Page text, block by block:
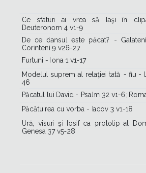
Ce sfaturi ai vrea să laşi în
Deuteronom 4 v1-9
De ce dansul este păcat? -
Corinteni 9 v26-27
Furtuni - Iona 1 v1-17
Modelul suprem al relaţiei tată - fiu -
46
Păcatul lui David - Psalm 32 v1-6;
Păcătuirea cu vorba - Iacov 3 v1-18
Ură, visuri şi Iosif ca prototip al
Genesa 37 v5-28